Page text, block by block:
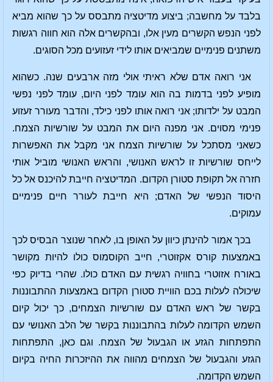
בלבד על מחשבה; ביצוע מדיטציה מתבסס על כך שהוא מביא
לפני הנפש הקשרים מעין אלו, ובהקשרים אלה הוא חווה רגשות
משתנים פנימיים שמביאים אותו לידי זעזועים מכל הסוגים.
אני רואה אדם שלא ראיתי אולי מזה ארבעים שנה. כשהוא
מופיע לפני בדמות בה הוא עומד לפני היום, עומד לפני נפשי
המבט על ילדותו; אני רואה אותו לפני כילד, והדבר מעורר זעזוע
פנימי מסוים. אני מפנה היום את המבט על שורשיות הצמח.
כשאני מסתכל על שורשיות הצמח אני מקבל את האפשרות
לייחס שורשיות זו לראש האנושי, והראש האנושי מוביל אותי
חזרה אל תקופת סטורן הקדום. המדיטציה חייבת להיכנס אל כל
היסוד הנפשי של האדם; היא חייבת לעורר חיים פנימיים
עמוקים.
בכך אמור להינתן כיוון על האופן בו, לאחר שנוצר הבסיס לכך
באמצעות קורס אקזוטרי, חייב הקוסמוס כולו להיות מקושר
באורח אזוטרי בחוויה רגשית עם האדם כולו. שהרי בדיוק כפי
שיכולה לעלות בכם הוויית סטורן הקדום באמצעות ההתבוננות
בקשר של ראש האדם עם שורשיות הצמחים, כך יכול קיום
השמש הקדומה לעלות בהתבוננות בקשר של הלב האנושי עם
התפתחות הגזע או הגבעול של הצמח. וגם כאן, התפתחות
הגזע והגבעול של הצמחים מהווה את ההיזכרות החיה בקיום
השמש הקדומה.